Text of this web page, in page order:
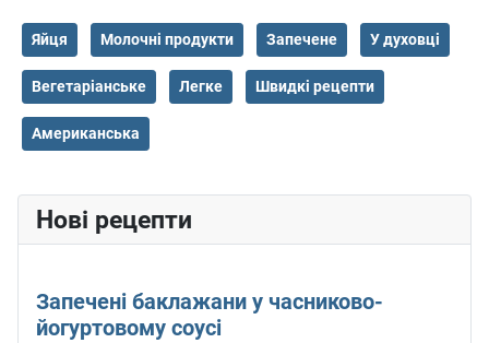
Яйця Молочні продукти Запечене У духовці
Вегетаріанське Легке Швидкі рецепти
Американська
Нові рецепти
Запечені баклажани у часниково-
йогуртовому соусі